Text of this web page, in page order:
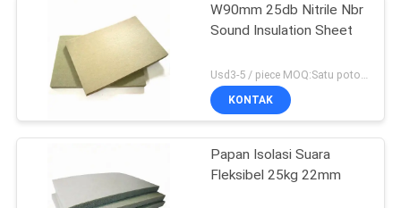
PERMINTAAN
PENAWARAN
SITEMAP
POLICY
Gulungan Isolasi
Karet
28
W90mm 25db Nitrile Nbr
Sound Insulation Sheet
Usd3-5 / piece MOQ:Satu potong
KONTAK
Papan Isolasi Suara
Fleksibel 25kg 22mm